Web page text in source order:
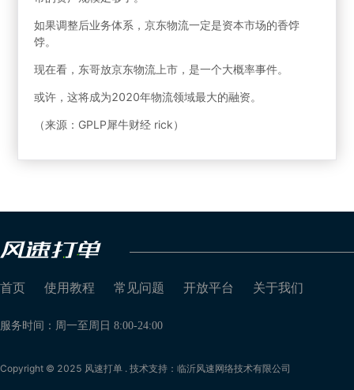
如果调整后业务体系，京东物流一定是资本市场的香饽
饽。
现在看，东哥放京东物流上市，是一个大概率事件。
或许，这将成为2020年物流领域最大的融资。
（来源：GPLP犀牛财经 rick）
首页 使用教程 常见问题 开放平台 关于我们
服务时间：周一至周日 8:00-24:00
Copyright © 2025 风速打单 . 技术支持：临沂风速网络技术有限公司